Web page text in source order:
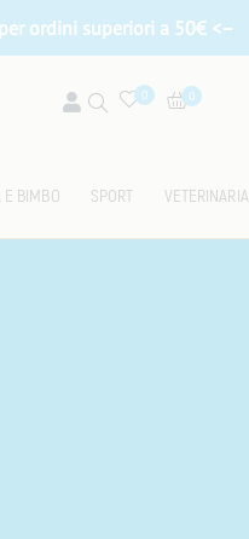
ordini superiori a 50€ <–
0 0
BIMBO SPORT VETERINARIA